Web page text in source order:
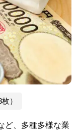
）
ど、多種多様な業